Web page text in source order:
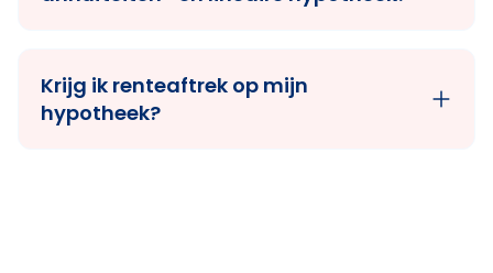
Krijg ik renteaftrek op mijn
hypotheek?